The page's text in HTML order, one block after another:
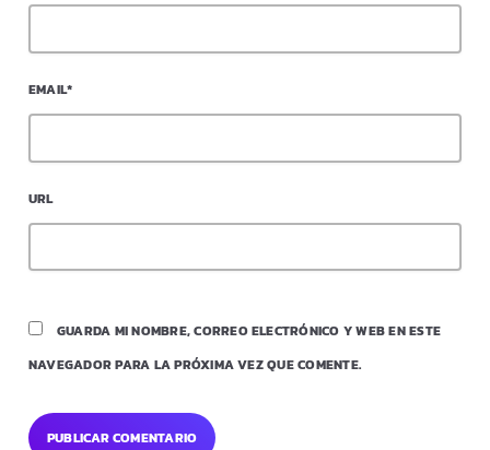
EMAIL*
URL
GUARDA MI NOMBRE, CORREO ELECTRÓNICO Y WEB EN ESTE
NAVEGADOR PARA LA PRÓXIMA VEZ QUE COMENTE.